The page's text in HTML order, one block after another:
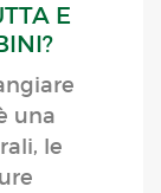
E
una
le